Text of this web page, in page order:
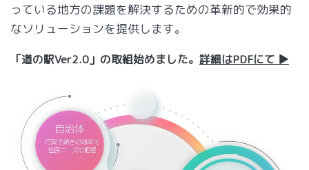
っている地方の課題を解決するための革新的で効果的
なソリューションを提供します。
「道の駅Ver2.0」の取組始めました。 詳細はPDFにて ▶